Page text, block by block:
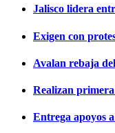
Jalisco lidera
Exigen con
Avalan rebaja
Realizan
Entrega apoyos